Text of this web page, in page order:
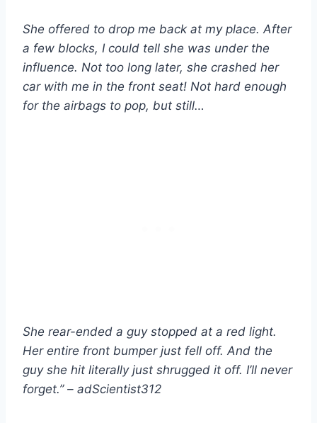
She offered to drop me back at my place. After
a few blocks, I could tell she was under the
influence. Not too long later, she crashed her
car with me in the front seat! Not hard enough
for the airbags to pop, but still…
She rear-ended a guy stopped at a red light.
Her entire front bumper just fell off. And the
guy she hit literally just shrugged it off. I’ll never
forget.” – adScientist312